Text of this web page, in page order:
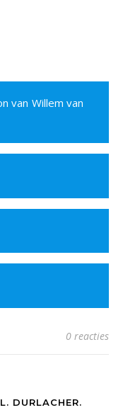
van Willem van
0 reacties
DURLACHER.